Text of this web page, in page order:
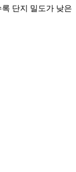
단지 밀도가 낮은